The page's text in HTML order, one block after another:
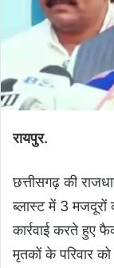
रायपुर.
छत्तीसगढ़ की
ब्लास्ट में 3 मजदूरों
कार्रवाई करते हुए
मृतकों के परिवार